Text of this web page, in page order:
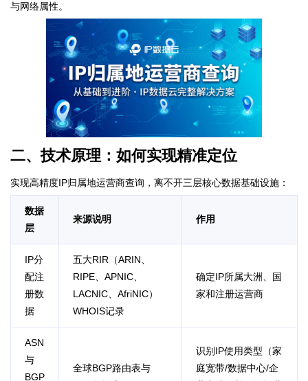
与网络属性。
二、技术原理：如何实现精准定位
实现高精度IP归属地运营商查询，离不开三层核心数据基础设施：
数据
层
来源说明 作用
IP分
配注
册数
据
五大RIR（ARIN、
RIPE、APNIC、
LACNIC、AfriNIC）
WHOIS记录
确定IP所属大洲、国
家和注册运营商
ASN
与
BGP
全球BGP路由表与
识别IP使用类型（家
庭宽带/数据中心/企